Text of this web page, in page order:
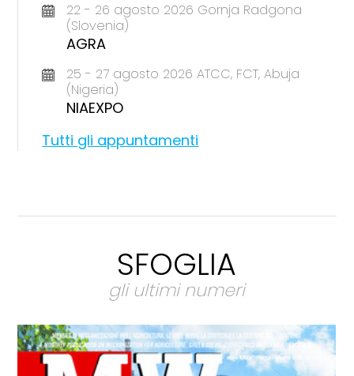
22 - 26 agosto 2026 Gornja Radgona
(Slovenia)
AGRA
25 - 27 agosto 2026 ATCC, FCT, Abuja
(Nigeria)
NIAEXPO
Tutti gli appuntamenti
SFOGLIA
gli ultimi numeri